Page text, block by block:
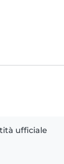
ufficiale